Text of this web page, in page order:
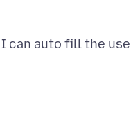
I can auto fill the